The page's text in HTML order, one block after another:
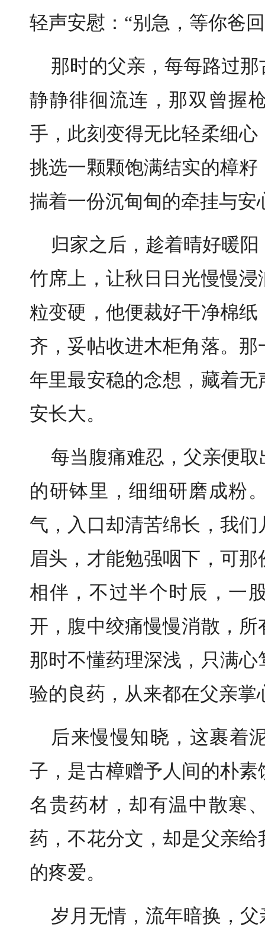
轻声安慰：“别急，等你爸
那时的父亲，每每路过
静静徘徊流连，那双曾握
手，此刻变得无比轻柔细
挑选一颗颗饱满结实的樟
揣着一份沉甸甸的牵挂与安
归家之后，趁着晴好暖
竹席上，让秋日日光慢慢
粒变硬，他便裁好干净棉
齐，妥帖收进木柜角落。
年里最安稳的念想，藏着
安长大。
每当腹痛难忍，父亲便
的研钵里，细细研磨成粉
气，入口却清苦绵长，我
眉头，才能勉强咽下，可
相伴，不过半个时辰，一
开，腹中绞痛慢慢消散，
那时不懂药理深浅，只满
验的良药，从来都在父亲掌
后来慢慢知晓，这裹着
子，是古樟赠予人间的朴
名贵药材，却有温中散寒
药，不花分文，却是父亲
的疼爱。
岁月无情，流年暗换，